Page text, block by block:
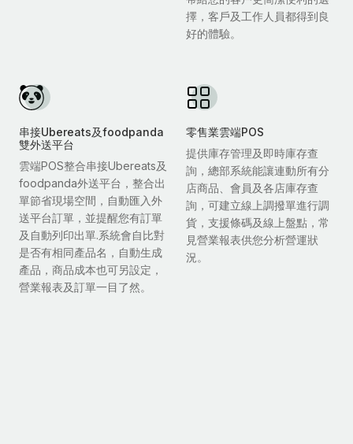
擇，客戶及工作人員都得到良
好的體驗。
串接Ubereats及foodpanda
雙外送平台
雲端POS整合串接Ubereats及
foodpanda外送平台，整合出
單節省現場空間，自動匯入外
送平台訂單，並提醒您有訂單
及自動列印出單.系統會自比對
是否有相同產品名，自動生成
產品，商品成本也可另設定，
營業報表及訂單一目了然。
零售業雲端POS
提供庫存管理及即時庫存查
詢，總部系統能讓連動所有分
店商品、會員及各店庫存查
詢，可建立線上調撥單進行調
貨，支援條碼及線上盤點，常
見營業報表供您分析營運狀
況。